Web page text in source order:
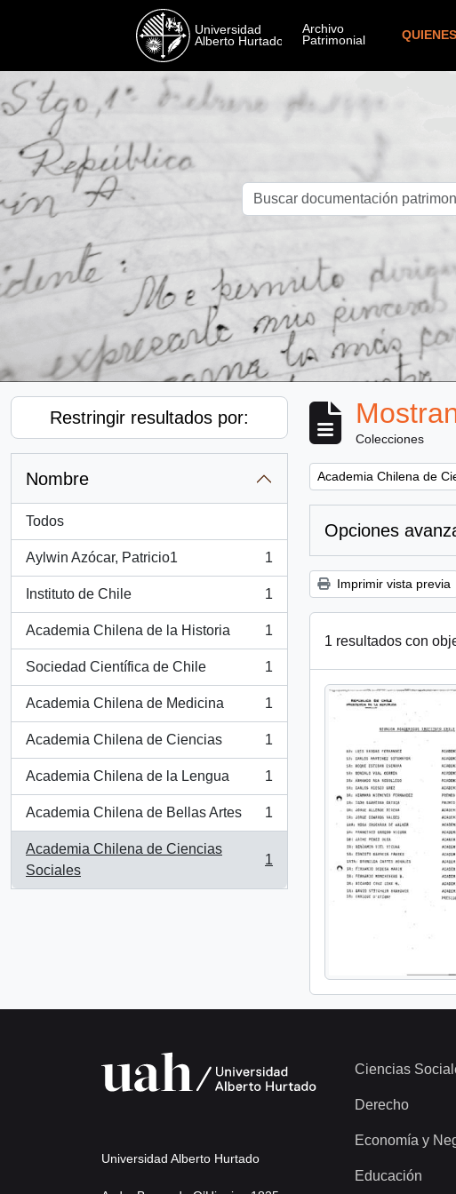
Restringir resultados por:
Nombre
Todos
Aylwin Azócar, Patricio1
, 1 resultados
1
Instituto de Chile
, 1 resultados
1
Academia Chilena de la Historia
, 1 resultados
1
Sociedad Científica de Chile
, 1 resultados
1
Academia Chilena de Medicina
, 1 resultados
1
Academia Chilena de Ciencias
, 1 resultados
1
Academia Chilena de la Lengua
, 1 resultados
1
Academia Chilena de Bellas Artes
, 1 resultados
1
Academia Chilena de Ciencias
Sociales
, 1 resultados
1
Colecciones
Remove filter:
Academia Chilena de
Opciones
Imprimir vista previa
1 resultados con
Universidad Alberto Hurtado
Ciencias
Derecho
Economía y
Educación